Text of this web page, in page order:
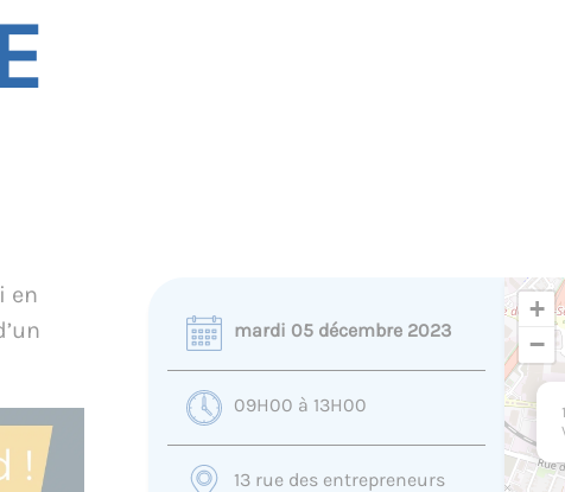
en
mardi 05 décembre 2023
09H00 à 13H00
13 rue des entrepreneurs
+
−